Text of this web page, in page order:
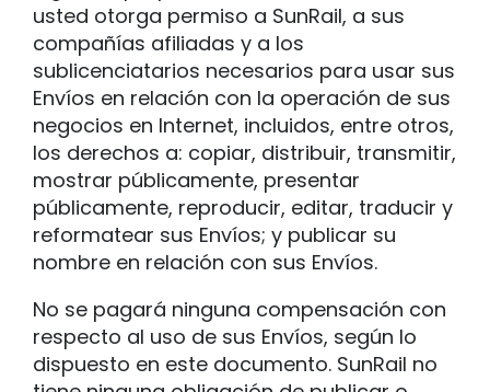
usted otorga permiso a SunRail, a sus
compañías afiliadas y a los
sublicenciatarios necesarios para usar sus
Envíos en relación con la operación de sus
negocios en Internet, incluidos, entre otros,
los derechos a: copiar, distribuir, transmitir,
mostrar públicamente, presentar
públicamente, reproducir, editar, traducir y
reformatear sus Envíos; y publicar su
nombre en relación con sus Envíos.
No se pagará ninguna compensación con
respecto al uso de sus Envíos, según lo
dispuesto en este documento. SunRail no